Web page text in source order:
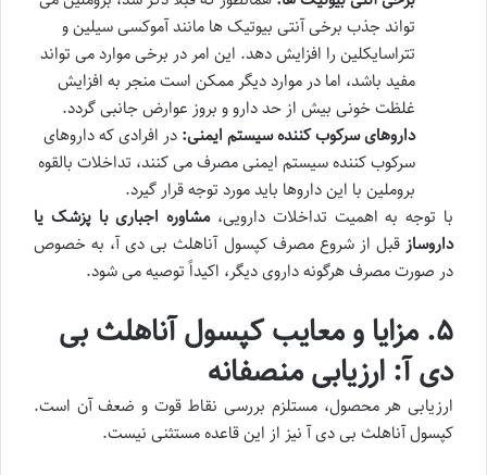
تواند جذب برخی آنتی بیوتیک ها مانند آموکسی سیلین و
تتراسایکلین را افزایش دهد. این امر در برخی موارد می تواند
مفید باشد، اما در موارد دیگر ممکن است منجر به افزایش
غلظت خونی بیش از حد دارو و بروز عوارض جانبی گردد.
داروهای سرکوب کننده سیستم ایمنی: در افرادی که داروهای
سرکوب کننده سیستم ایمنی مصرف می کنند، تداخلات بالقوه
بروملین با این داروها باید مورد توجه قرار گیرد.
با توجه به اهمیت تداخلات دارویی،مشاوره اجباری با پزشک یا
داروساز قبل از شروع مصرف کپسول آناهلث بی دی آ، به خصوص
در صورت مصرف هرگونه داروی دیگر، اکیداً توصیه می شود.
۵. مزایا و معایب کپسول آناهلث بی
دی آ: ارزیابی منصفانه
ارزیابی هر محصول، مستلزم بررسی نقاط قوت و ضعف آن است.
کپسول آناهلث بی دی آ نیز از این قاعده مستثنی نیست.